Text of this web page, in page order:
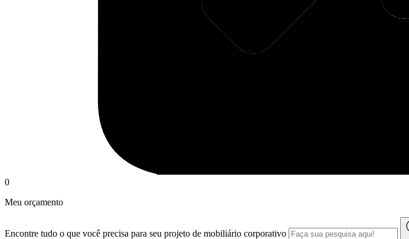
0
Meu orçamento
Encontre tudo o que você precisa para seu projeto de mobiliário corporativo